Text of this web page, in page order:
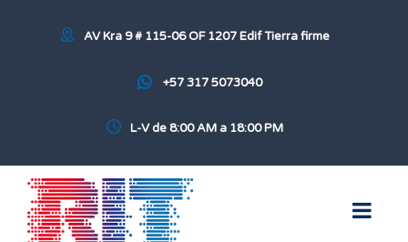
AV Kra 9 # 115-06 OF 1207 Edif Tierra firme
+57 317 5073040
L-V de 8:00 AM a 18:00 PM